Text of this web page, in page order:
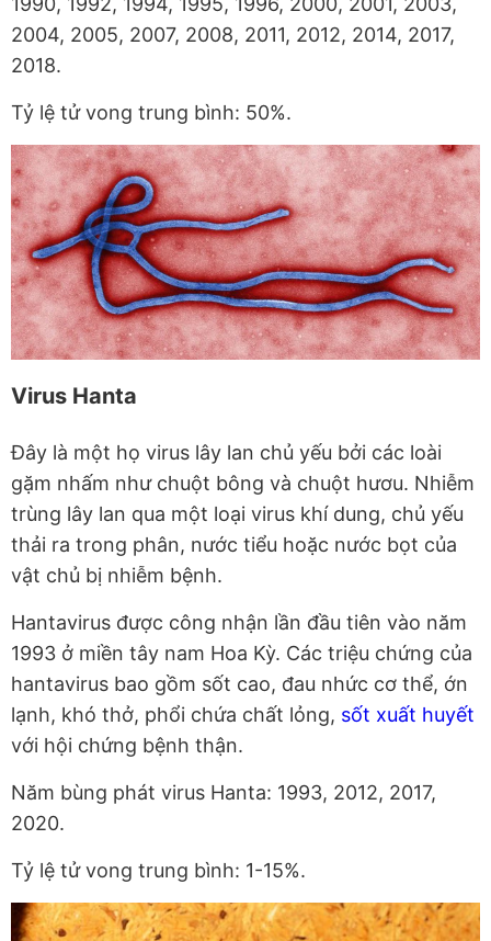
2004, 2005, 2007, 2008, 2011, 2012, 2014, 2017,
2018.
Tỷ lệ tử vong trung bình: 50%.
Virus Hanta
Đây là một họ virus lây lan chủ yếu bởi các loài
gặm nhấm như chuột bông và chuột hươu. Nhiễm
trùng lây lan qua một loại virus khí dung, chủ yếu
thải ra trong phân, nước tiểu hoặc nước bọt của
vật chủ bị nhiễm bệnh.
Hantavirus được công nhận lần đầu tiên vào năm
1993 ở miền tây nam Hoa Kỳ. Các triệu chứng của
hantavirus bao gồm sốt cao, đau nhức cơ thể, ớn
lạnh, khó thở, phổi chứa chất lỏng, sốt xuất huyết
với hội chứng bệnh thận.
Năm bùng phát virus Hanta: 1993, 2012, 2017,
2020.
Tỷ lệ tử vong trung bình: 1-15%.